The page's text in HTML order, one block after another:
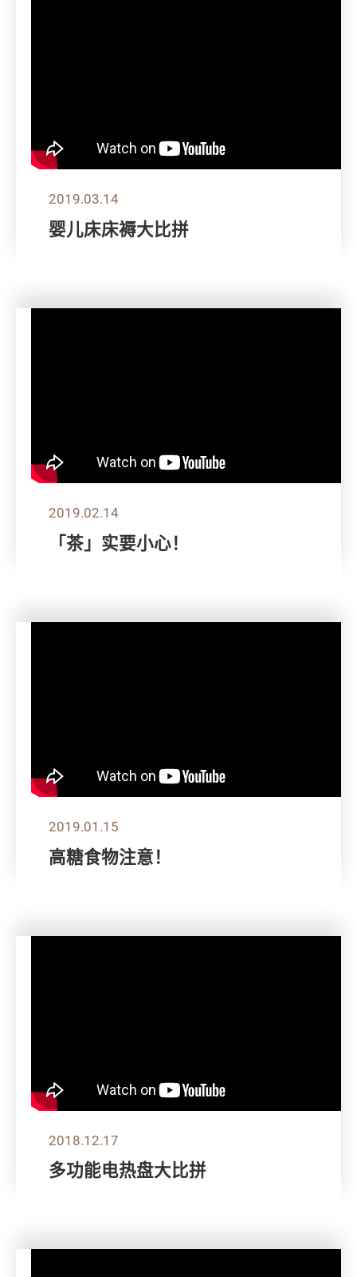
2019.03.14
婴儿床床褥大比拼
2019.02.14
「茶」实要小心！
2019.01.15
高糖食物注意！
2018.12.17
多功能电热盘大比拼